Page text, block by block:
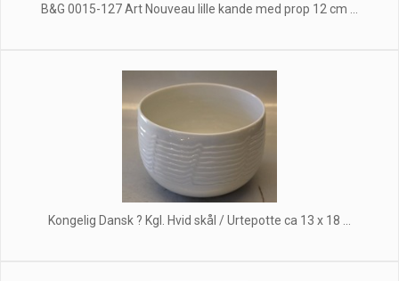
B&G 0015-127 Art Nouveau lille kande med prop 12 cm ...
Kongelig Dansk ? Kgl. Hvid skål / Urtepotte ca 13 x 18 ...